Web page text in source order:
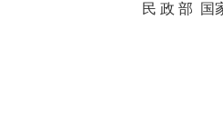
民 政 部 国